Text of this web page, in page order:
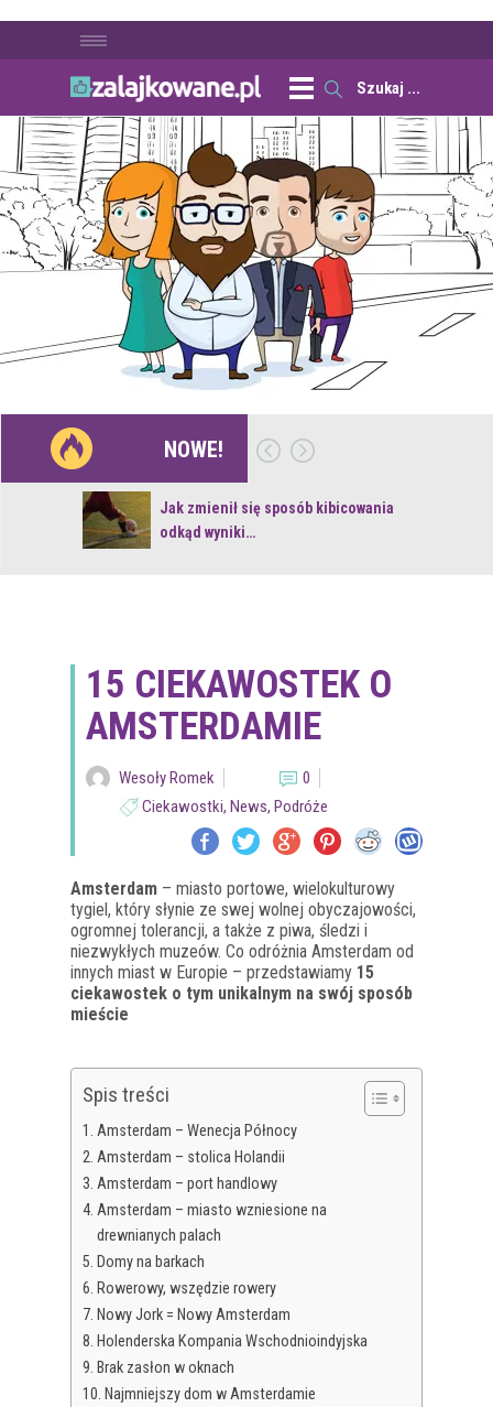
NOWE!
Jak zmienił się sposób kibicowania
odkąd wyniki…
15 CIEKAWOSTEK O
AMSTERDAMIE
Wesoły Romek
0
Ciekawostki, News, Podróże
Amsterdam – miasto portowe, wielokulturowy
tygiel, który słynie ze swej wolnej obyczajowości,
ogromnej tolerancji, a także z piwa, śledzi i
niezwykłych muzeów. Co odróżnia Amsterdam od
innych miast w Europie – przedstawiamy 15
ciekawostek o tym unikalnym na swój sposób
mieście
Spis treści
Amsterdam – Wenecja Północy
Amsterdam – stolica Holandii
Amsterdam – port handlowy
Amsterdam – miasto wzniesione na
drewnianych palach
Domy na barkach
Rowerowy, wszędzie rowery
Nowy Jork = Nowy Amsterdam
Holenderska Kompania Wschodnioindyjska
Brak zasłon w oknach
Najmniejszy dom w Amsterdamie